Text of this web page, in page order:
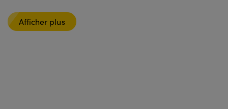
Afficher plus